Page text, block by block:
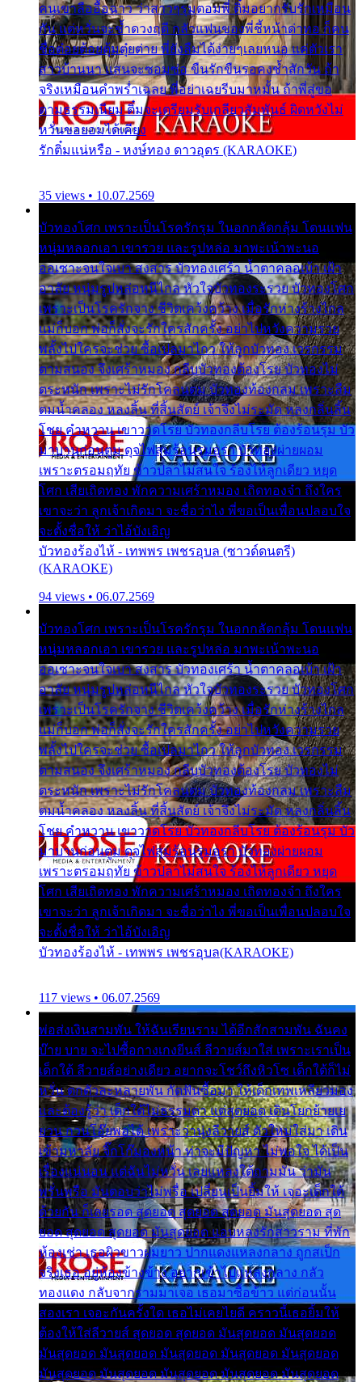
คนเขาลืออื้อฉาว ว่าสาวๆรุมตอมพี่ ติ๋มอยากรับรักเหมือน
กัน แต่หวั่นจะช้ำดวงฤดี กลัวแฟนของพี่ชี้หน้าด่าทอ ก็คน
ชื่อต๋อยต้อยตุ้มตุ๋ยต่าย พี่ยังลืมได้ง่ายๆเลยหนอ แค่ตัวเรา
สาวบ้านนา แสนจะซอมซ่อ ขืนรักขืนรอคงช้ำสักวัน ถ้า
จริงเหมือนคำพร่ำเฉลย พี่อย่าเฉยรีบมาหมั้น ถ้าพี่สู่ขอ
ตามธรรมเนียม ติ๋มจะเตรียมรับเกลียวสัมพันธ์ ผิดหวังไม่
หวั่นขอยอมได้เคียง
รักติ๋มแน่หรือ - หงษ์ทอง ดาวอุดร (KARAOKE)
35 views • 10.07.2569
บัวทองโศก เพราะเป็นโรครักรุม ในอกกลัดกลุ้ม โดนแฟน
หนุ่มหลอกเอา เขารวย และรูปหล่อ มาพะเน้าพะนอ
ออเซาะจนใจเบา สงสาร บัวทองเศร้า น้ำตาคลอเบ้า เฝ้า
อาลัย หนุ่มรูปหล่อหนีไกล หัวใจบัวทองระรวย บัวทองโศก
เพราะเป็นโรครักจาง ชีวิตเคว้งคว้าง เมื่อรักห่างร้างไกล
แม่ก็บอก พ่อก็สั่งจะรักใครสักครั้ง อย่าไปหวังความรวย
พลั้งไปใครจะช่วย ซื้อเปลมาไกว ให้ลูกบัวทอง เวรกรรม
ตามสนอง จึงเศร้าหมอง กลีบบัวทองต้องโรย บัวทองไม่
ตระหนัก เพราะไม่รักโคลนตม บัวทองท้องกลม เพราะลืม
ตมน้ำคลอง หลงลิ้น ที่สิ้นสัตย์ เจ้าจึงไม่ระมัด หลงกลิ่นลิ้น
โชย คำหวาน เขาวาดโรย บัวทองกลีบโรย ต้องร้อนรุม บัว
มาบานก่อนตูม ดุจไฟสุมร้อนรุมอุรา บัวทองผ่ายผอม
เพราะตรอมฤทัย ข้าวปลาไม่สนใจ ร้องไห้ลูกเดียว หยุด
โศก เสียเถิดทอง พักความเศร้าหมอง เถิดทองจ๋า ถึงใคร
เขาจะว่า ลูกเจ้าเกิดมา จะชื่อว่าไง พี่ขอเป็นเพื่อนปลอบใจ
จะตั้งชื่อให้ ว่าไอ้บังเอิญ
บัวทองร้องไห้ - เทพพร เพชรอุบล (ซาวด์ดนตรี)
(KARAOKE)
94 views • 06.07.2569
บัวทองโศก เพราะเป็นโรครักรุม ในอกกลัดกลุ้ม โดนแฟน
หนุ่มหลอกเอา เขารวย และรูปหล่อ มาพะเน้าพะนอ
ออเซาะจนใจเบา สงสาร บัวทองเศร้า น้ำตาคลอเบ้า เฝ้า
อาลัย หนุ่มรูปหล่อหนีไกล หัวใจบัวทองระรวย บัวทองโศก
เพราะเป็นโรครักจาง ชีวิตเคว้งคว้าง เมื่อรักห่างร้างไกล
แม่ก็บอก พ่อก็สั่งจะรักใครสักครั้ง อย่าไปหวังความรวย
พลั้งไปใครจะช่วย ซื้อเปลมาไกว ให้ลูกบัวทอง เวรกรรม
ตามสนอง จึงเศร้าหมอง กลีบบัวทองต้องโรย บัวทองไม่
ตระหนัก เพราะไม่รักโคลนตม บัวทองท้องกลม เพราะลืม
ตมน้ำคลอง หลงลิ้น ที่สิ้นสัตย์ เจ้าจึงไม่ระมัด หลงกลิ่นลิ้น
โชย คำหวาน เขาวาดโรย บัวทองกลีบโรย ต้องร้อนรุม บัว
มาบานก่อนตูม ดุจไฟสุมร้อนรุมอุรา บัวทองผ่ายผอม
เพราะตรอมฤทัย ข้าวปลาไม่สนใจ ร้องไห้ลูกเดียว หยุด
โศก เสียเถิดทอง พักความเศร้าหมอง เถิดทองจ๋า ถึงใคร
เขาจะว่า ลูกเจ้าเกิดมา จะชื่อว่าไง พี่ขอเป็นเพื่อนปลอบใจ
จะตั้งชื่อให้ ว่าไอ้บังเอิญ
บัวทองร้องไห้ - เทพพร เพชรอุบล(KARAOKE)
117 views • 06.07.2569
พ่อส่งเงินสามพัน ให้ฉันเรียนราม ได้อีกสักสามพัน ฉันคง
บ๊าย บาย จะไปซื้อกางเกงยีนส์ ลีวายส์มาใส่ เพราะเราเป็น
เด็กใต้ ลีวายส์อย่างเดียว อยากจะโชว์ถึงหิวโซ เด็กใต้ก็ไม่
หวั่น ตกตัวละหลายพัน กัดฟันซื้อมา ให้เด็กเทพเหลียวมอง
และต้องรู้ว่า เด็กใต้ไม่ธรรมดา แต่สุดยอด เดินโยกย้ายเย
ยวน กวนโอ๊ยพอได้ เพราะว่านุ่งลีวายส์ ตัวใหม่ใส่มา เดิน
เข้ามหาลัย จิ๊กโก๊มองหน้า ท่าจะมีปัญหา ไม่พอใจ ได้เป็น
เรื่องแน่นอน แต่ฉันไม่หวั่น เลยแหลงใต้ถามมัน ว่ามัน
พรั่นพรือ มันตอบว่าไม่พรื่อ เปลี่ยนเป็นยิ้มให้ เจอะเด็กใต้
ด้วยกัน ก็เลยรอด สุดยอด สุดยอด สุดยอด มันสุดยอด สุด
ยอด สุดยอด สุดยอด มันสุดยอด แอบหลงรักสาวราม ที่พัก
ห้องเช่า เธอผิวขาวผมยาว ปากแดงแหลงกลาง ถูกสเป็ก
จริงเธอ อยู่ห้องข้างข้าง อยากเข้าไปแหลงกลาง กลัว
ทองแดง กลับจากรามมาเจอ เธอมาซื้อข้าว แต่ก่อนนั้น
สองเรา เจอะกันครั้งใด เธอไม่เคยไยดี คราวนี้เธอยิ้มให้
ต้องให้ใส่ลีวายส์ สุดยอด สุดยอด มันสุดยอด มันสุดยอด
มันสุดยอด มันสุดยอด มันสุดยอด มันสุดยอด มันสุดยอด
มันสุดยอด มันสุดยอด มันสุดยอด มันสุดยอด มันสุดยอด